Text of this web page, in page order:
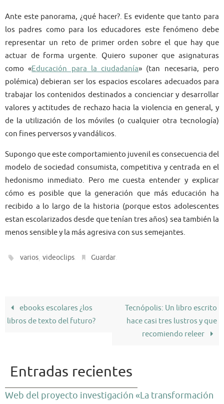
Ante este panorama, ¿qué hacer?. Es evidente que tanto para
los padres como para los educadores este fenómeno debe
representar un reto de primer orden sobre el que hay que
actuar de forma urgente. Quiero suponer que asignaturas
como «Educación para la ciudadanía» (tan necesaria, pero
polémica) debieran ser los espacios escolares adecuados para
trabajar los contenidos destinados a concienciar y desarrollar
valores y actitudes de rechazo hacia la violencia en general, y
de la utilización de los móviles (o cualquier otra tecnología)
con fines perversos y vandálicos.
Supongo que este comportamiento juvenil es consecuencia del
modelo de sociedad consumista, competitiva y centrada en el
hedonismo inmediato. Pero me cuesta entender y explicar
cómo es posible que la generación que más educación ha
recibido a lo largo de la historia (porque estos adolescentes
estan escolarizados desde que tenían tres años) sea también la
menos sensible y la más agresiva con sus semejantes.
varios,videoclips Guardar
ebooks escolares ¿los
libros de texto del futuro?
Tecnópolis: Un libro escrito
hace casi tres lustros y que
recomiendo releer
Entradas recientes
Web del proyecto investigación «La transformación